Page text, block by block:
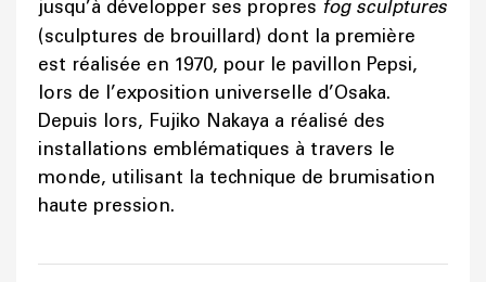
jusqu’à développer ses propres fog sculptures
(sculptures de brouillard) dont la première
est réalisée en 1970, pour le pavillon Pepsi,
lors de l’exposition universelle d’Osaka.
Depuis lors, Fujiko Nakaya a réalisé des
installations emblématiques à travers le
monde, utilisant la technique de brumisation
haute pression.